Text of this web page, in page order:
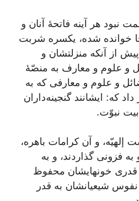
نبود هر آينه‌ فاتحۀ آنان‌ و
خوانده‌ شده‌، يکسره‌ شربت‌
از آنکه‌ منزلتشان‌ و
و علوم‌ و معارف‌ به‌ منصّۀ
و علوم‌ و معارفی که‌ به‌
که‌: ايشانند گنجينه‌داران‌
نبوّت‌.
إلهيّه‌، و آن‌ کرامات‌ باهره‌،
فزونی گذاردند، و به‌
خونهايشان‌ محفوظ‌
شيعيانشان‌ به‌ قدر